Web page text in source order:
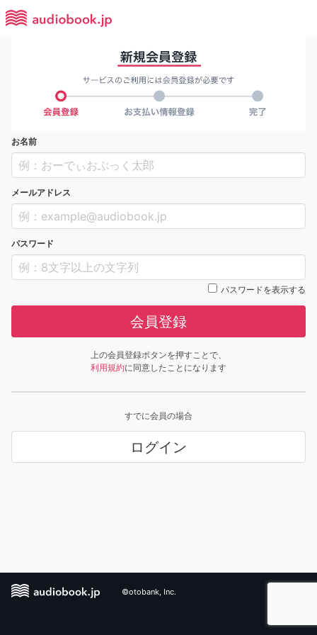
お名前
メールアドレス
パスワード
パスワードを表示する
会員登録
上の会員登録ボタンを押すことで、
利用規約に同意したことになります
すでに会員の場合
ログイン
©otobank, Inc.